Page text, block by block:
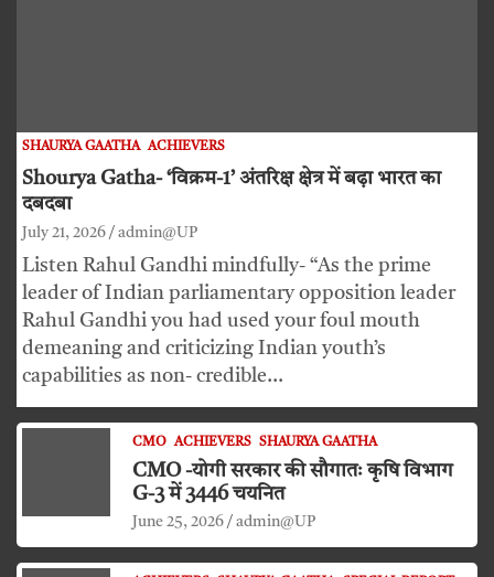
SHAURYA GAATHA ACHIEVERS
Shourya Gatha- ‘विक्रम-1’ अंतरिक्ष क्षेत्र में बढ़ा भारत का
दबदबा
July 21, 2026 admin@UP
Listen Rahul Gandhi mindfully- “As the prime
leader of Indian parliamentary opposition leader
Rahul Gandhi you had used your foul mouth
demeaning and criticizing Indian youth’s
capabilities as non- credible…
CMO ACHIEVERS SHAURYA GAATHA
CMO -योगी सरकार की सौगातः कृषि विभाग
G-3 में 3446 चयनित
June 25, 2026 admin@UP